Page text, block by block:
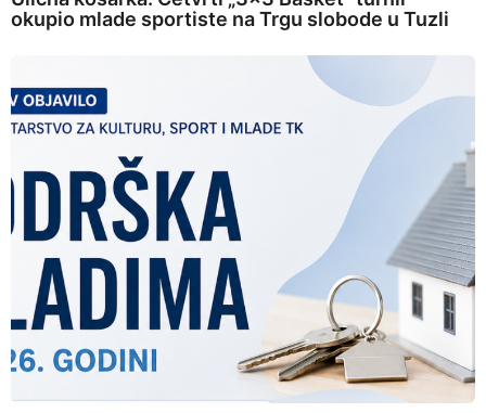
okupio mlade sportiste na Trgu slobode u Tuzli